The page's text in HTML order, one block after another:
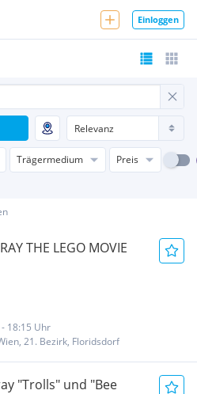
Einloggen
Trägermedium
Preis
THE LEGO MOVIE
18:15 Uhr
21. Bezirk, Floridsdorf
"Trolls" und "Bee